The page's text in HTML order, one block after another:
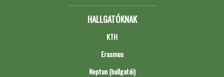
HALLGATÓKNAK
KTH
Erasmus
Neptun (hallgatói)